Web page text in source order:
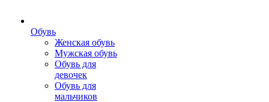
Обувь
Женская обувь
Мужская обувь
Обувь для
девочек
Обувь для
мальчиков